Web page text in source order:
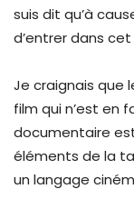
suis dit qu’à
d’entrer dans cet
Je craignais que
film qui n’est en
documentaire
éléments de la
un langage